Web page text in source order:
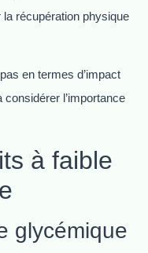
récupération physique
en termes d’impact
l’importance
à faible
glycémique